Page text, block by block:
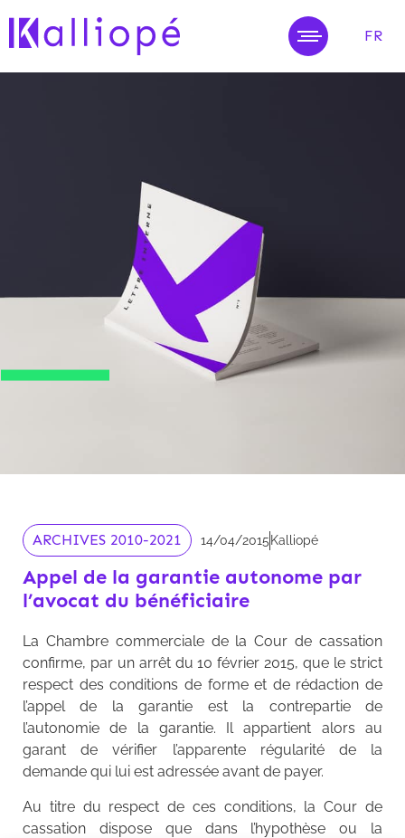
FR
ARCHIVES 2010-2021 14/04/2015 Kalliopé
Appel de la garantie autonome par
l’avocat du bénéficiaire
La Chambre commerciale de la Cour de cassation
confirme, par un arrêt du 10 février 2015, que le strict
respect des conditions de forme et de rédaction de
l’appel de la garantie est la contrepartie de
l’autonomie de la garantie. Il appartient alors au
garant de vérifier l’apparente régularité de la
demande qui lui est adressée avant de payer.
Au titre du respect de ces conditions, la Cour de
cassation dispose que dans l’hypothèse ou la